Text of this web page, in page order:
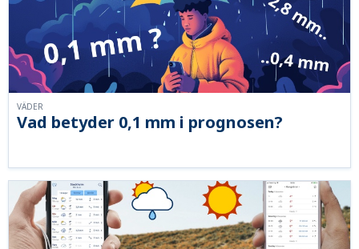
Vad betyder 0,1 mm i prognosen?
VÄDER